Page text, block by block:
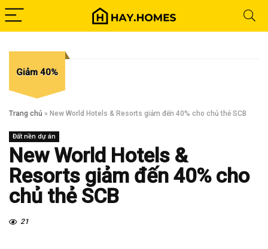
Giảm 40%
Trang chủ » New World Hotels & Resorts giảm đến 40% cho chủ thẻ SCB
Đất nền dự án
New World Hotels &
Resorts giảm đến 40% cho
chủ thẻ SCB
21